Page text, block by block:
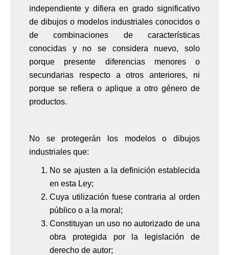
independiente y difiera en grado significativo
de dibujos o modelos industriales conocidos o
de combinaciones de características
conocidas y no se considera nuevo, solo
porque presente diferencias menores o
secundarias respecto a otros anteriores, ni
porque se refiera o aplique a otro género de
productos.
No se protegerán los modelos o dibujos
industriales que:
No se ajusten a la definición establecida
en esta Ley;
Cuya utilización fuese contraria al orden
público o a la moral;
Constituyan un uso no autorizado de una
obra protegida por la legislación de
derecho de autor;